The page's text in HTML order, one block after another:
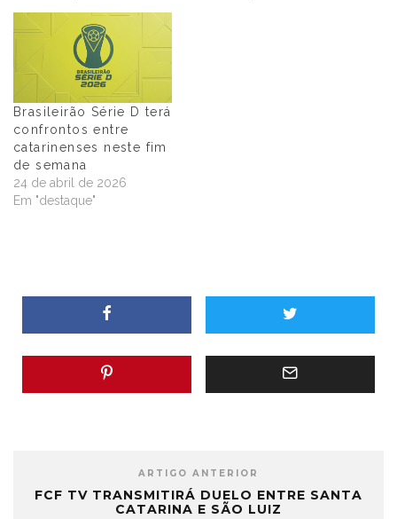
Brasileirão Série D terá
confrontos entre
catarinenses neste fim
de semana
24 de abril de 2026
Em "destaque"
ARTIGO ANTERIOR
FCF TV TRANSMITIRÁ DUELO ENTRE SANTA
CATARINA E SÃO LUIZ